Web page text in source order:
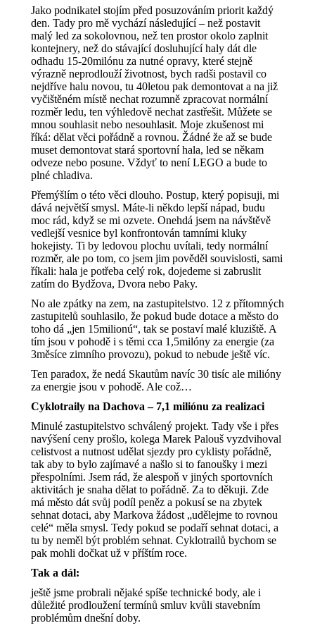
Jako podnikatel stojím před posuzováním priorit každý
den. Tady pro mě vychází následující – než postavit
malý led za sokolovnou, než ten prostor okolo zaplnit
kontejnery, než do stávající dosluhující haly dát dle
odhadu 15-20milónu za nutné opravy, které stejně
výrazně neprodlouží životnost, bych radši postavil co
nejdříve halu novou, tu 40letou pak demontovat a na již
vyčištěném místě nechat rozumně zpracovat normální
rozměr ledu, ten výhledově nechat zastřešit. Můžete se
mnou souhlasit nebo nesouhlasit. Moje zkušenost mi
říká: dělat věci pořádně a rovnou. Žádné že až se bude
muset demontovat stará sportovní hala, led se někam
odveze nebo posune. Vždyť to není LEGO a bude to
plné chladiva.
Přemýšlím o této věci dlouho. Postup, který popisuji, mi
dává největší smysl. Máte-li někdo lepší nápad, budu
moc rád, když se mi ozvete. Onehdá jsem na návštěvě
vedlejší vesnice byl konfrontován tamními kluky
hokejisty. Ti by ledovou plochu uvítali, tedy normální
rozměr, ale po tom, co jsem jim pověděl souvislosti, sami
říkali: hala je potřeba celý rok, dojedeme si zabruslit
zatím do Bydžova, Dvora nebo Paky.
No ale zpátky na zem, na zastupitelstvo. 12 z přítomných
zastupitelů souhlasilo, že pokud bude dotace a město do
toho dá „jen 15milionú“, tak se postaví malé kluziště. A
tím jsou v pohodě i s těmi cca 1,5milóny za energie (za
3měsíce zimního provozu), pokud to nebude ještě víc.
Ten paradox, že nedá Skautům navíc 30 tisíc ale milióny
za energie jsou v pohodě. Ale což…
Cyklotraily na Dachova – 7,1 miliónu za realizaci
Minulé zastupitelstvo schválený projekt. Tady vše i přes
navýšení ceny prošlo, kolega Marek Palouš vyzdvihoval
celistvost a nutnost udělat sjezdy pro cyklisty pořádně,
tak aby to bylo zajímavé a našlo si to fanoušky i mezi
přespolními. Jsem rád, že alespoň v jiných sportovních
aktivitách je snaha dělat to pořádně. Za to děkuji. Zde
má město dát svůj podíl peněz a pokusí se na zbytek
sehnat dotaci, aby Markova žádost „udělejme to rovnou
celé“ měla smysl. Tedy pokud se podaří sehnat dotaci, a
tu by neměl být problém sehnat. Cyklotrailů bychom se
pak mohli dočkat už v příštím roce.
Tak a dál:
ještě jsme probrali nějaké spíše technické body, ale i
důležité prodloužení termínů smluv kvůli stavebním
problémům dnešní doby.